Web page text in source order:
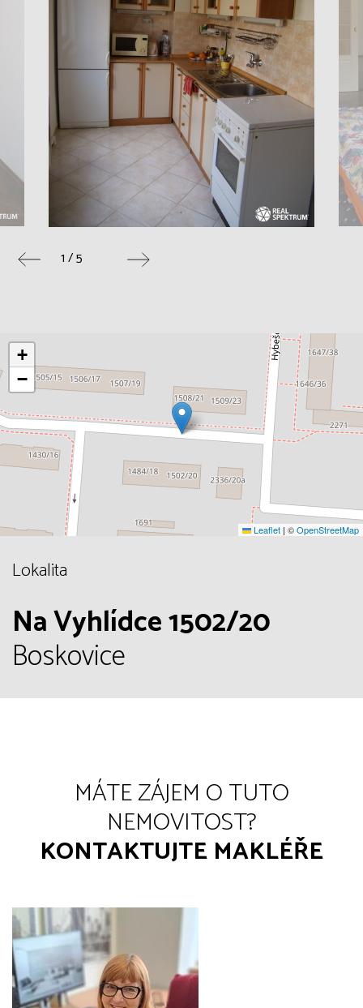
1 / 5
+
−
Leaflet | ©OpenStreetMap
Lokalita
Na Vyhlídce 1502/20
Boskovice
MÁTE ZÁJEM O TUTO
NEMOVITOST?
KONTAKTUJTE MAKLÉŘE